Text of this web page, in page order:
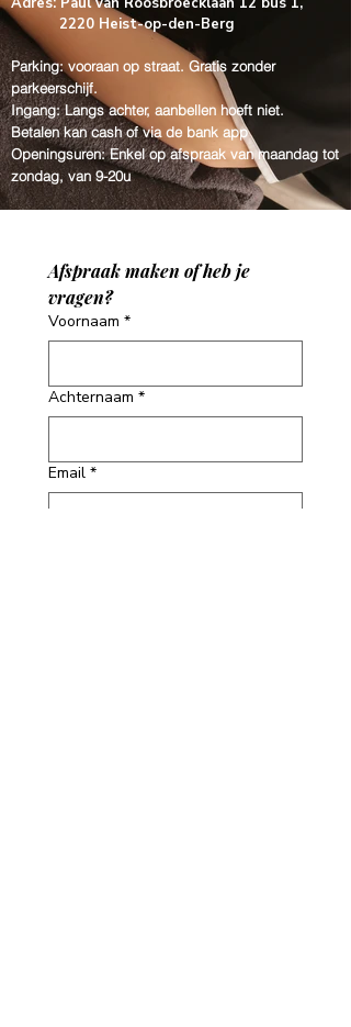
2220 Heist-op-den-Berg
Parking: vooraan op straat. Gratis zonder
parkeerschijf.
Ingang: Langs achter, aanbellen hoeft niet.
Betalen kan cash of via de bank app
Openingsuren: Enkel op afspraak vanmaandag tot
zondag, van 9-20u
Afspraak maken of heb je
vragen?
Voornaam *
Achternaam *
Email *